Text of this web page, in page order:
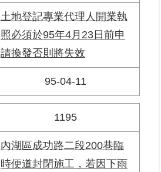
土地登記專業代理人開業執
照必須於95年4月23日前申
請換發否則將失效
95-04-11
1195
內湖區成功路二段200巷臨
時便道封閉施工，若因下雨